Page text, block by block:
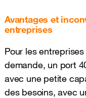
Avantages et
entreprises
Pour les
demande, un port
avec une petite
des besoins, avec